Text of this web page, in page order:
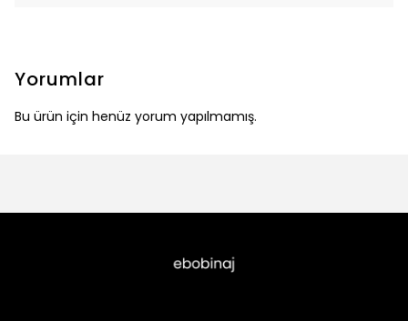
Yorumlar
Bu ürün için henüz yorum yapılmamış.